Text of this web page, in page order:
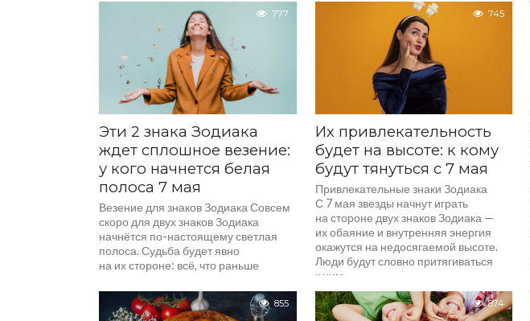
777
Эти 2 знака Зодиака
ждет сплошное везение:
у кого начнется белая
полоса 7 мая
Везение для знаков Зодиака Совсем
скоро для двух знаков Зодиака
начнётся по-настоящему светлая
полоса. Судьба будет явно
на их стороне: всё, что раньше
745
Их привлекательность
будет на высоте: к кому
будут тянуться с 7 мая
Привлекательные знаки Зодиака
С 7 мая звезды начнут играть
на стороне двух знаков Зодиака —
их обаяние и внутренняя энергия
окажутся на недосягаемой высоте.
Люди будут словно притягиваться
к ним,...
855 874